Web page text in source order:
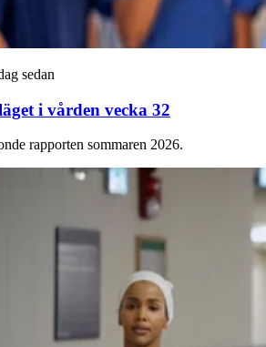
sedan
i vården vecka 32
rapporten sommaren 2026.